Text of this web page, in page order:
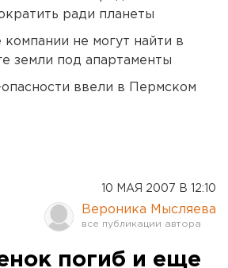
ради планеты
не могут найти в
земли под апартаменты
ввели в Пермском
10 МАЯ 2007 В 12:10
Вероника Мысляева
погиб и еще